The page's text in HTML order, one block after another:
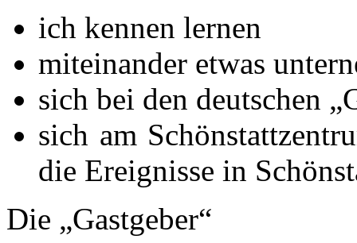
ich kennen lernen
miteinander etwas
sich bei den deutschen
sich am
die Ereignisse in
Die „Gastgeber“